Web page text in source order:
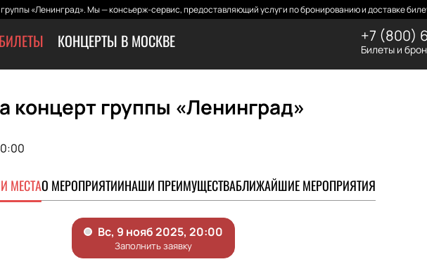
«Ленинград». Мы — консьерж-сервис, предоставляющий услуги по бронированию и доставке
КОНЦЕРТЫ В МОСКВЕ +7 (800)
Билеты и
концерт группы «Ленинград»
МЕСТАО МЕРОПРИЯТИИНАШИ ПРЕИМУЩЕСТВАБЛИЖАЙШИЕ МЕРОПРИЯТИЯ